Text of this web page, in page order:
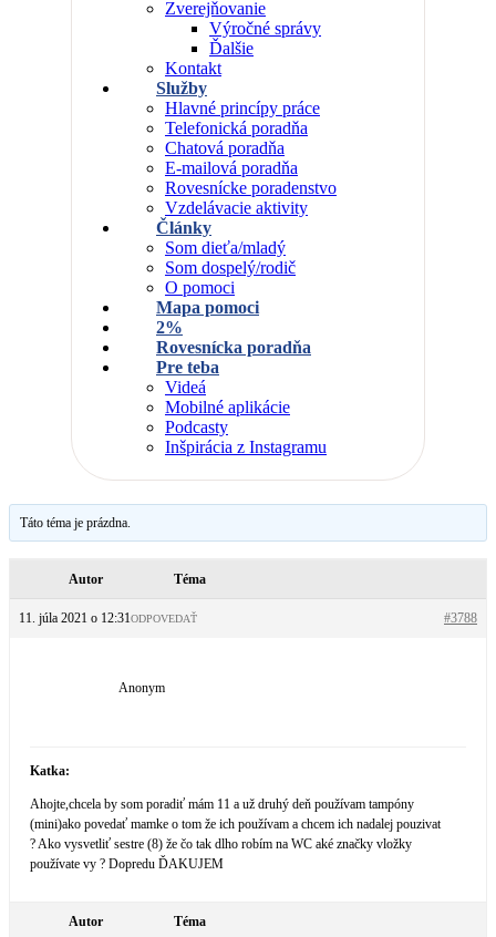
Zverejňovanie
Výročné správy
Ďalšie
Kontakt
Služby
Hlavné princípy práce
Telefonická poradňa
Chatová poradňa
E-mailová poradňa
Rovesnícke poradenstvo
Vzdelávacie aktivity
Články
Som dieťa/mladý
Som dospelý/rodič
O pomoci
Mapa pomoci
2%
Rovesnícka poradňa
Pre teba
Videá
Mobilné aplikácie
Podcasty
Inšpirácia z Instagramu
Táto téma je prázdna.
Autor Téma
11. júla 2021 o 12:31 #3788
ODPOVEDAŤ
Anonym
Katka:
Ahojte,chcela by som poradiť mám 11 a už druhý deň používam tampóny
(mini)ako povedať mamke o tom že ich používam a chcem ich nadalej pouzivat
? Ako vysvetliť sestre (8) že čo tak dlho robím na WC aké značky vložky
používate vy ? Dopredu ĎAKUJEM
Autor Téma